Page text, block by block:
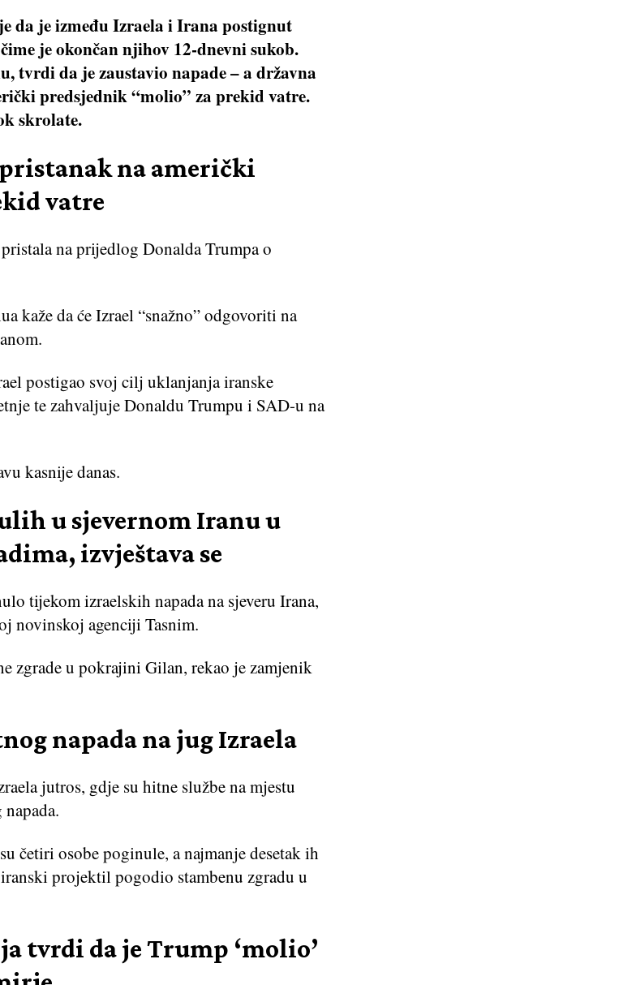
da je između Izraela i Irana postignut
je okončan njihov 12-dnevni sukob.
tvrdi da je zaustavio napade – a državna
predsjednik “molio” za prekid vatre.
skrolate.
na američki
vatre
na prijedlog Donalda Trumpa o
kaže da će Izrael “snažno” odgovoriti na
postigao svoj cilj uklanjanja iranske
te zahvaljuje Donaldu Trumpu i SAD-u na
kasnije danas.
u sjevernom Iranu u
izvještava se
tijekom izraelskih napada na sjeveru Irana,
novinskoj agenciji Tasnim.
zgrade u pokrajini Gilan, rekao je zamjenik
napada na jug Izraela
jutros, gdje su hitne službe na mjestu
četiri osobe poginule, a najmanje desetak ih
projektil pogodio stambenu zgradu u
tvrdi da je Trump ‘molio’